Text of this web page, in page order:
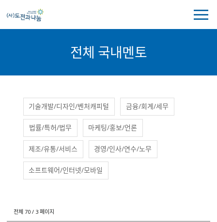
전
전체 국내멘토
기술개발/디자인/벤처캐피털 금융/회계/세무
법률/특허/법무 마케팅/홍보/언론
제조/유통/서비스 경영/인사/연수/노무
소프트웨어/인터넷/모바일
전체 70 / 3 페이지